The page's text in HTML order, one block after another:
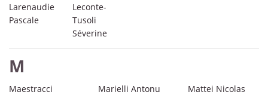
Larenaudie
Pascale
Leconte-
Tusoli
Séverine
M
Maestracci
Marielli Antonu
Mattei Nicolas